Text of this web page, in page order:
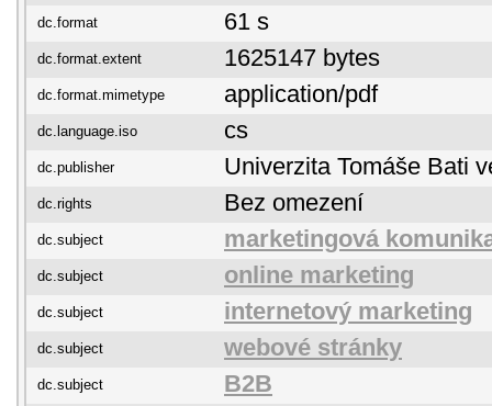
dc.format 61 s
dc.format.extent 1625147 bytes
dc.format.mimetype application/pdf
dc.language.iso cs
dc.publisher Univerzita Tomáše Bati
dc.rights Bez omezení
dc.subject marketingová
dc.subject online marketing
dc.subject internetový marketing
dc.subject webové stránky
dc.subject B2B